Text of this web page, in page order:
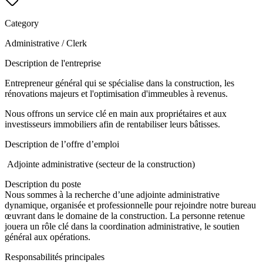
Category
Administrative / Clerk
Description de l'entreprise
Entrepreneur général qui se spécialise dans la construction, les
rénovations majeurs et l'optimisation d'immeubles à revenus.
Nous offrons un service clé en main aux propriétaires et aux
investisseurs immobiliers afin de rentabiliser leurs bâtisses.
Description de l’offre d’emploi
Adjointe administrative (secteur de la construction)
Description du poste
Nous sommes à la recherche d’une adjointe administrative
dynamique, organisée et professionnelle pour rejoindre notre bureau
œuvrant dans le domaine de la construction. La personne retenue
jouera un rôle clé dans la coordination administrative, le soutien
général aux opérations.
Responsabilités principales